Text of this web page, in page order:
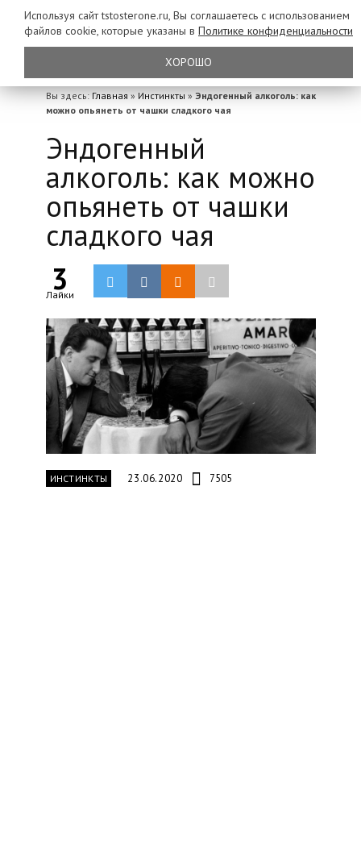
Вы здесь: Главная » Инстинкты » Эндогенный алкоголь: как
можно опьянеть от чашки сладкого чая
Эндогенный
алкоголь: как можно
опьянеть от чашки
сладкого чая
3
Лайки
ИНСТИНКТЫ 23.06.2020 7505
Используя сайт tstosterone.ru, Вы соглашаетесь с использованием
файлов cookie, которые указаны в Политике конфиденциальности
ХОРОШО